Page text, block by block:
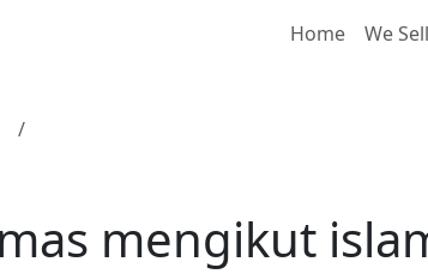
Home We Sell
mengikut